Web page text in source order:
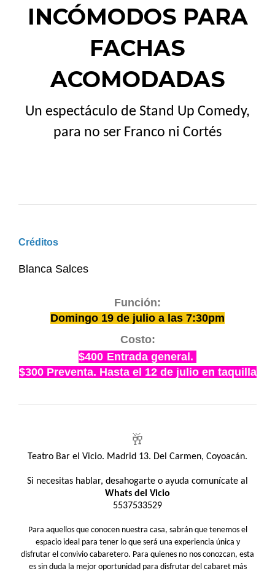
INCÓMODOS PARA
FACHAS
ACOMODADAS
Un espectáculo de Stand Up Comedy,
para no ser Franco ni Cortés
Créditos
Blanca Salces
Función:
Domingo 19 de julio a las 7:30pm
Costo:
$400 Entrada general.
$300Preventa. Hasta el 12 de julio en taquilla
🥂
Teatro Bar el Vicio. Madrid 13. Del Carmen, Coyoacán.
Si necesitas hablar, desahogarte o ayuda comunícate al
Whats del Vicio
5537533529
Para aquellos que conocen nuestra casa, sabrán que tenemos el
espacio ideal para tener lo que será una experiencia única y
disfrutar el convivio cabaretero. Para quienes no nos conozcan, esta
es sin duda la mejor oportunidad para disfrutar del cabaret más